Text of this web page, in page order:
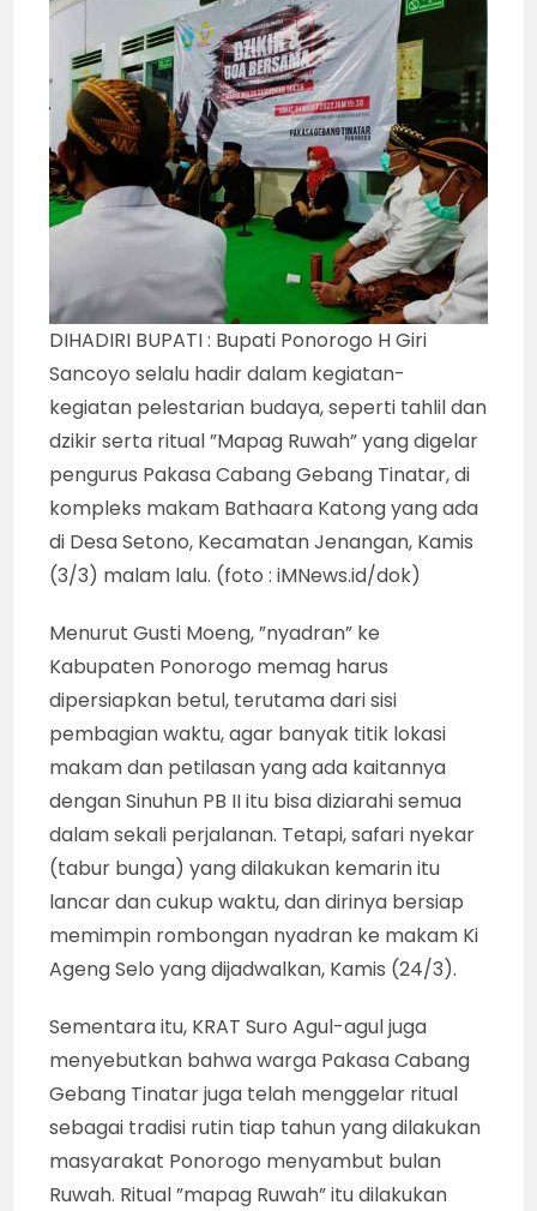
DIHADIRI BUPATI : Bupati Ponorogo H Giri
Sancoyo selalu hadir dalam kegiatan-
kegiatan pelestarian budaya, seperti tahlil dan
dzikir serta ritual ”Mapag Ruwah” yang digelar
pengurus Pakasa Cabang Gebang Tinatar, di
kompleks makam Bathaara Katong yang ada
di Desa Setono, Kecamatan Jenangan, Kamis
(3/3) malam lalu. (foto : iMNews.id/dok)
Menurut Gusti Moeng, ”nyadran” ke
Kabupaten Ponorogo memag harus
dipersiapkan betul, terutama dari sisi
pembagian waktu, agar banyak titik lokasi
makam dan petilasan yang ada kaitannya
dengan Sinuhun PB II itu bisa diziarahi semua
dalam sekali perjalanan. Tetapi, safari nyekar
(tabur bunga) yang dilakukan kemarin itu
lancar dan cukup waktu, dan dirinya bersiap
memimpin rombongan nyadran ke makam Ki
Ageng Selo yang dijadwalkan, Kamis (24/3).
Sementara itu, KRAT Suro Agul-agul juga
menyebutkan bahwa warga Pakasa Cabang
Gebang Tinatar juga telah menggelar ritual
sebagai tradisi rutin tiap tahun yang dilakukan
masyarakat Ponorogo menyambut bulan
Ruwah. Ritual ”mapag Ruwah” itu dilakukan